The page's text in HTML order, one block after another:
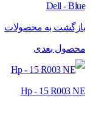
Dell - Blue
بازگشت به محصولات
محصول بعدی
Hp - 15 R003 NE